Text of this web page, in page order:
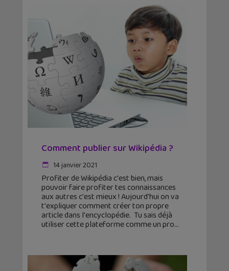
Comment publier sur Wikipédia ?
14 janvier 2021
Profiter de Wikipédia c'est bien, mais
pouvoir faire profiter tes connaissances
aux autres c'est mieux ! Aujourd'hui on va
t'expliquer comment créer ton propre
article dans l'encyclopédie. Tu sais déjà
utiliser cette plateforme comme un pro